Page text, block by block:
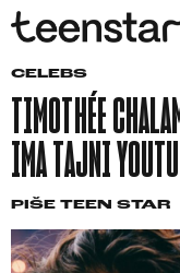
CELEBS
TIMOTHÉE
IMA TAJNI
PIŠE TEEN STAR